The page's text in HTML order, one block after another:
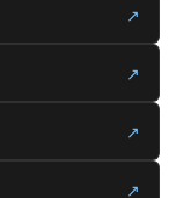
↗
↗
↗
↗